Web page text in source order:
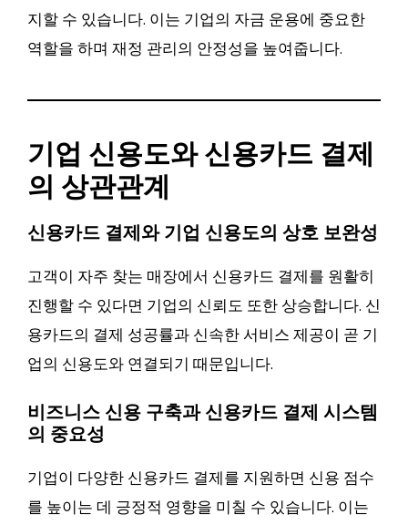
지할 수 있습니다. 이는 기업의 자금 운용에 중요한
역할을 하며 재정 관리의 안정성을 높여줍니다.
기업 신용도와 신용카드 결제
의 상관관계
신용카드 결제와 기업 신용도의 상호 보완성
고객이 자주 찾는 매장에서 신용카드 결제를 원활히
진행할 수 있다면 기업의 신뢰도 또한 상승합니다. 신
용카드의 결제 성공률과 신속한 서비스 제공이 곧 기
업의 신용도와 연결되기 때문입니다.
비즈니스 신용 구축과 신용카드 결제 시스템
의 중요성
기업이 다양한 신용카드 결제를 지원하면 신용 점수
를 높이는 데 긍정적 영향을 미칠 수 있습니다. 이는